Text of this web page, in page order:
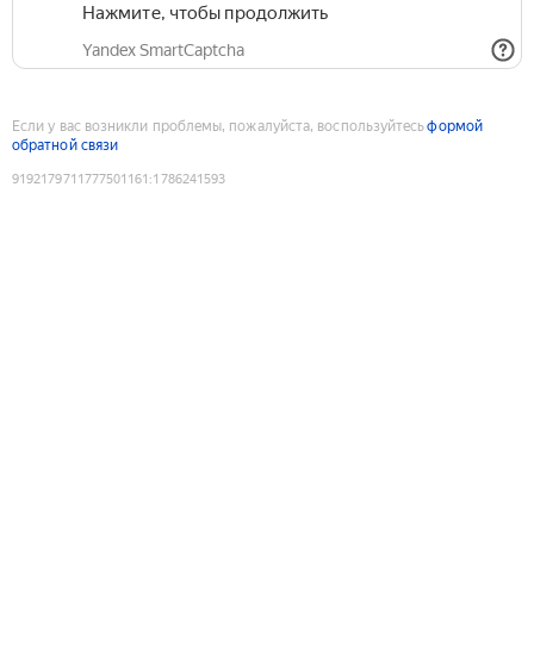
Нажмите, чтобы продолжить
Yandex SmartCaptcha
Если у вас возникли проблемы, пожалуйста, воспользуйтесьформой
обратной связи
9192179711777501161 :1786241593